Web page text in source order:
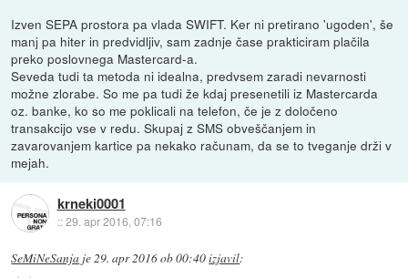
Izven SEPA prostora pa vlada SWIFT. Ker ni pretirano 'ugoden', še
manj pa hiter in predvidljiv, sam zadnje čase prakticiram plačila
preko poslovnega Mastercard-a.
Seveda tudi ta metoda ni idealna, predvsem zaradi nevarnosti
možne zlorabe. So me pa tudi že kdaj presenetili iz Mastercarda
oz. banke, ko so me poklicali na telefon, če je z določeno
transakcijo vse v redu. Skupaj z SMS obveščanjem in
zavarovanjem kartice pa nekako računam, da se to tveganje drži v
mejah.
krneki0001
::29. apr 2016, 07:16
SeMiNeSanja je29. apr 2016 ob 00:40izjavil: